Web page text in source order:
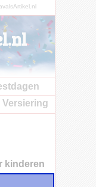
Versiering
kinderen